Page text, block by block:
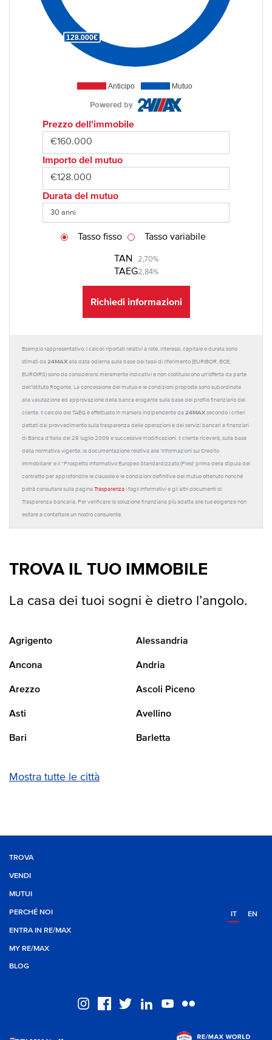
Anticipo Mutuo
128.000€
Powered by
Prezzo dell'immobile
Importo del mutuo
Durata del mutuo
TAN 2,70%
TAEG2,84%
Tasso fisso Tasso variabile
Richiedi informazioni
Esempio rappresentativo: I calcoli riportati relativi a rate, interessi, capitale e durata sono
stimati da 24MAX alla data odierna sulla base dei tassi di riferimento (EURIBOR, BCE,
EUROIRS) sono da considerarsi meramente indicativi e non costituiscono un'offerta da parte
dell'Istituto Rogante. La concessione del mutuo e le condizioni proposte sono subordinate
alla valutazione ed approvazione della banca erogante sulla base del profilo finanziario del
cliente. Il calcolo del TAEG è effettuato in maniera indipendente da 24MAX secondo i criteri
dettati dal provvedimento sulla trasparenza delle operazioni e dei servizi bancari e finanziari
di Banca d'Italia del 29 luglio 2009 e successive modificazioni. Il cliente riceverà, sulla base
della normativa vigente, la documentazione relativa alle 'Informazioni sul Credito
Immobiliare' e il “Prospetto Informativo Europeo Standardizzato (Pies)' prima della stipula del
contratto per approfondire le clausole e le condizioni definitive del mutuo ottenuto nonché
potrà consultare sulla pagina Trasparenza i fogli informativi e gli altri documenti di
Trasparenza bancaria. Per verificare la soluzione finanziaria più adatta alle tue esigenze non
esitare a contattare un nostro consulente.
TROVA IL TUO IMMOBILE
La casa dei tuoi sogni è dietro l’angolo.
Agrigento Alessandria
Ancona Andria
Arezzo Ascoli Piceno
Asti Avellino
Bari Barletta
Mostra tutte le città
TROVA
VENDI
MUTUI
PERCHÉ NOI
ENTRA IN RE/MAX
MY RE/MAX
BLOG
IT EN